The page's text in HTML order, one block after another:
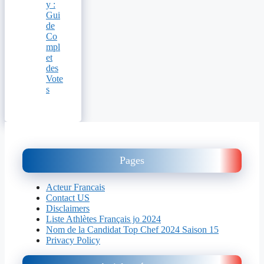
y :
Gui
de
Co
mpl
et
des
Vote
s
Pages
Acteur Francais
Contact US
Disclaimers
Liste Athlètes Français jo 2024
Nom de la Candidat Top Chef 2024 Saison 15
Privacy Policy